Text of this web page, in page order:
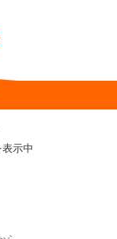
示中